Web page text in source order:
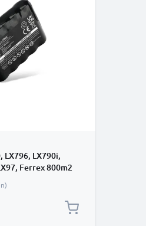
LX796, LX790i,
Ferrex 800m2
van CELLONIC